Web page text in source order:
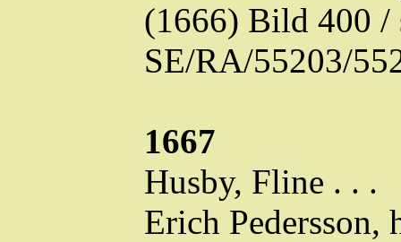
(1666) Bild 400
SE/RA/55203/
1667
Husby, Fline . . .
Erich Pedersson,